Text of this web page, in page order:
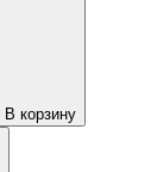
В корзину